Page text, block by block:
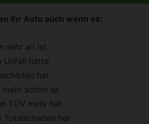
Ihr Auto auch wenn es:
sehr alt ist
Unfall hatte
hat
mehr schön ist
TÜV mehr hat
Totalschaden hat